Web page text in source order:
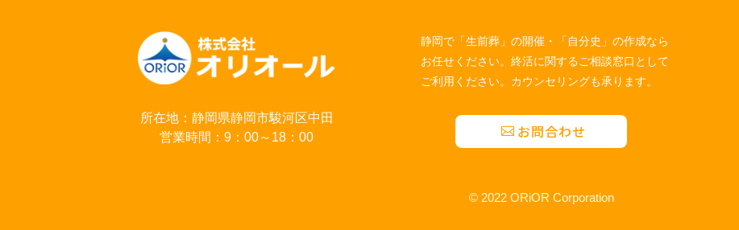
所在地：静岡県静岡市駿河区中田
営業時間：9：00～18：00
静岡で「生前葬」の開催・「自分史」の作成なら
お任せください。終活に関するご相談窓口として
ご利用ください。カウンセリングも承ります。
お問合わせ
© 2022 ORiOR Corporation